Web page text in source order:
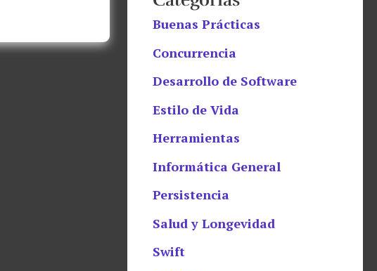
Buenas Prácticas
Concurrencia
Desarrollo de Software
Estilo de Vida
Herramientas
Informática General
Persistencia
Salud y Longevidad
Swift